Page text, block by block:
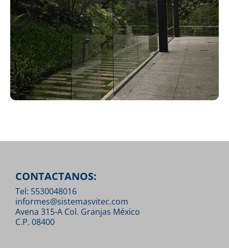
CONTACTANOS:
Tel: 5530048016
informes@sistemasvitec.com
Avena 315-A Col. Granjas México
C.P. 08400